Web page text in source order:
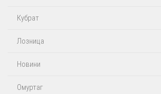
Кубрат
Лозница
Новини
Омуртаг